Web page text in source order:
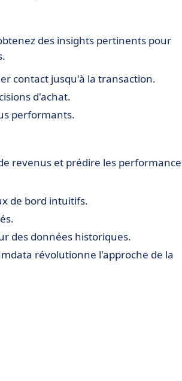
des insights pertinents pour
contact jusqu'à la transaction.
d'achat.
performants.
revenus et prédire les
de bord intuitifs.
des données historiques.
révolutionne l'approche de la